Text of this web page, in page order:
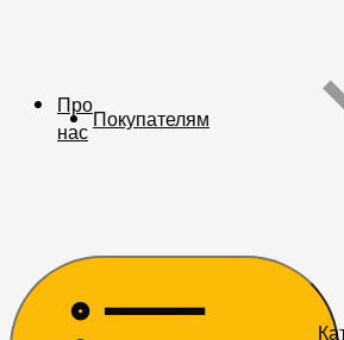
Про
нас Покупателям